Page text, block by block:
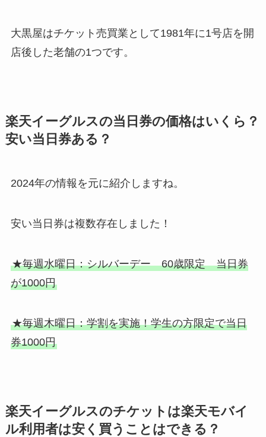
大黒屋はチケット売買業として1981年に1号店を開
店後した老舗の1つです。
楽天イーグルスの当日券の価格はいくら？
安い当日券ある？
2024年の情報を元に紹介しますね。
安い当日券は複数存在しました！
★毎週水曜日：シルバーデー 60歳限定 当日券
が1000円
★毎週木曜日：学割を実施！学生の方限定で当日
券1000円
楽天イーグルスのチケットは楽天モバイ
ル利用者は安く買うことはできる？